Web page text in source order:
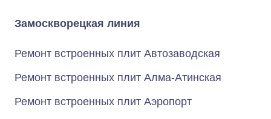
Замоскворецкая линия
Ремонт встроенных плит Автозаводская
Ремонт встроенных плит Алма-Атинская
Ремонт встроенных плит Аэропорт